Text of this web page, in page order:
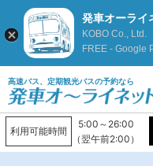
高速バス、定期観光バスの予約なら
利用可能時間
5:00～26:00
（翌午前2:00）
発車オーライ
KOBO Co., Ltd.
FREE - Google